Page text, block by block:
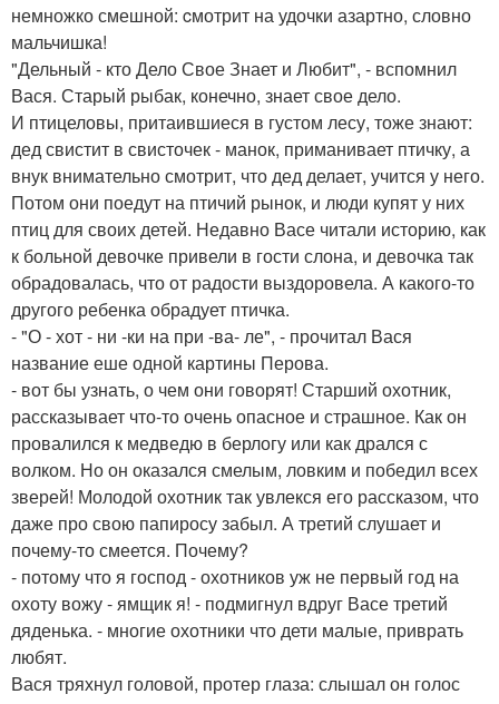
немножко смешной: cмотрит на удочки азартно, словно
мальчишка!
"Дельный - кто Дело Свое Знает и Любит", - вспомнил
Вася. Старый рыбак, конечно, знает свое дело.
И птицеловы, притаившиеся в густом лесу, тоже знают:
дед свистит в свисточек - манок, приманивает птичку, а
внук внимательно смотрит, что дед делает, учится у него.
Потом они поедут на птичий рынок, и люди купят у них
птиц для своих детей. Недавно Васе читали историю, как
к больной девочке привели в гости слона, и девочка так
обрадовалась, что от радости выздоровела. А какого-то
другого ребенка обрадует птичка.
- "О - хот - ни -ки на при -ва- ле", - прочитал Вася
название еше одной картины Перова.
- вот бы узнать, о чем они говорят! Старший охотник,
рассказывает что-то очень опасное и страшное. Как он
провалился к медведю в берлогу или как дрался с
волком. Но он оказался смелым, ловким и победил всех
зверей! Молодой охотник так увлекся его рассказом, что
даже про свою папиросу забыл. А третий слушает и
почему-то смеется. Почему?
- потому что я господ - охотников уж не первый год на
охоту вожу - ямщик я! - подмигнул вдруг Васе третий
дяденька. - многие охотники что дети малые, приврать
любят.
Вася тряхнул головой, протер глаза: слышал он голос